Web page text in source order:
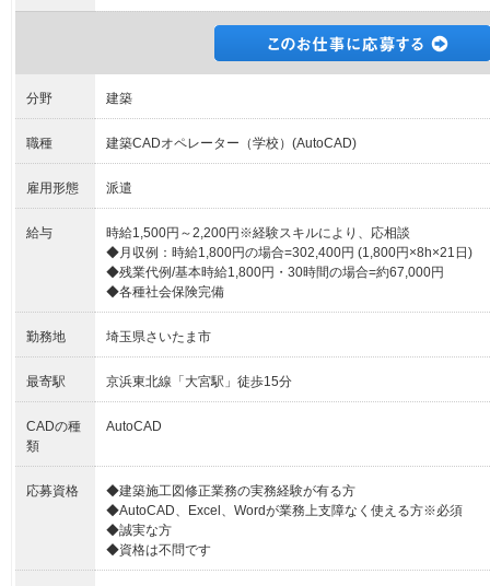
分野 建築
職種 建築CADオペレーター（学校）(AutoCAD)
雇用形態 派遣
給与
時給1,500円～2,200円※経験スキルにより、応相談
◆月収例：時給1,800円の場合=302,400円 (1,800円×8h×21日)
◆残業代例/基本時給1,800円・30時間の場合=約67,000円
◆各種社会保険完備
勤務地 埼玉県さいたま市
最寄駅 京浜東北線「大宮駅」徒歩15分
CADの種
類
AutoCAD
応募資格
◆建築施工図修正業務の実務経験が有る方
◆AutoCAD、Excel、Wordが業務上支障なく使える方※必須
◆誠実な方
◆資格は不問です